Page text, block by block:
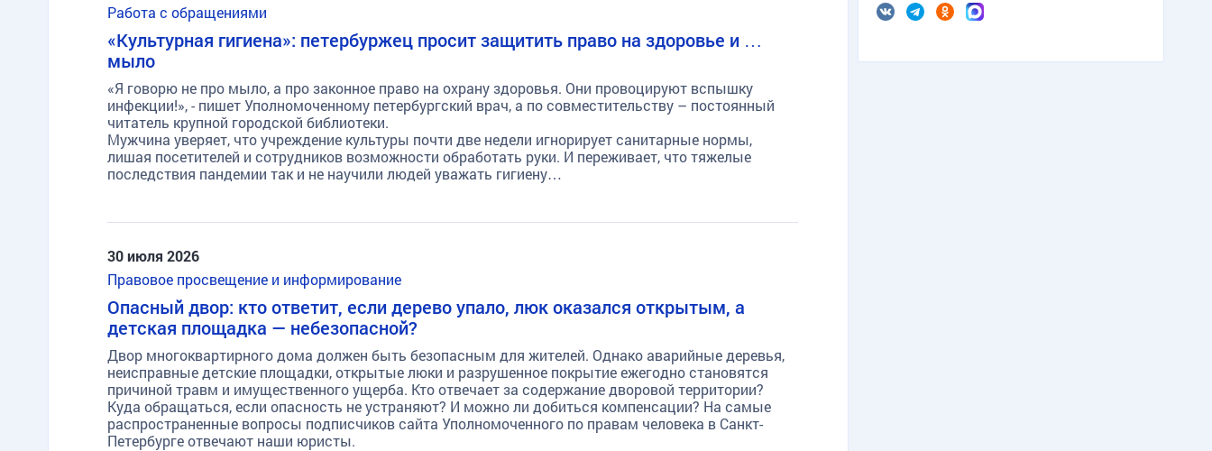
Работа с обращениями
«Культурная гигиена»: петербуржец просит защитить право на здоровье и …
мыло
«Я говорю не про мыло, а про законное право на охрану здоровья. Они провоцируют вспышку
инфекции!», - пишет Уполномоченному петербургский врач, а по совместительству – постоянный
читатель крупной городской библиотеки.
Мужчина уверяет, что учреждение культуры почти две недели игнорирует санитарные нормы,
лишая посетителей и сотрудников возможности обработать руки. И переживает, что тяжелые
последствия пандемии так и не научили людей уважать гигиену…
30 июля 2026
Правовое просвещение и информирование
Опасный двор: кто ответит, если дерево упало, люк оказался открытым, а
детская площадка — небезопасной?
Двор многоквартирного дома должен быть безопасным для жителей. Однако аварийные деревья,
неисправные детские площадки, открытые люки и разрушенное покрытие ежегодно становятся
причиной травм и имущественного ущерба. Кто отвечает за содержание дворовой территории?
Куда обращаться, если опасность не устраняют? И можно ли добиться компенсации? На самые
распространенные вопросы подписчиков сайта Уполномоченного по правам человека в Санкт-
Петербурге отвечают наши юристы.